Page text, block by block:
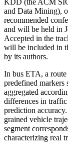
KDD (the ACM
and Data Mining),
recommended
and will be held in
Accepted in the
will be included in
by its authors.
In bus ETA, a
predefined markers
aggregated
differences in
prediction
grained vehicle
segment
characterizing real